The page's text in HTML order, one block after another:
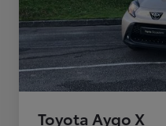
Toyota Aygo X